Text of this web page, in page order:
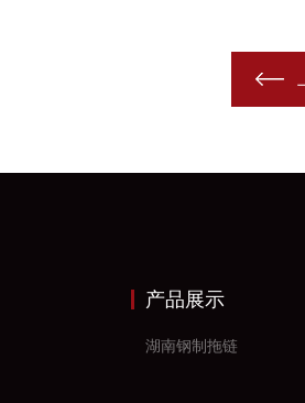
产品展示
湖南钢制拖链